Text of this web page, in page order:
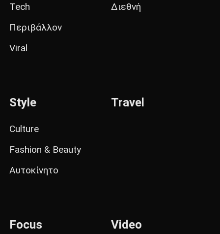
Tech
Περιβάλλον
Viral
Διεθνή
Style
Culture
Fashion & Beauty
Αυτοκίνητο
Travel
Focus Video